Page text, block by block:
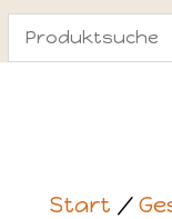
Start /